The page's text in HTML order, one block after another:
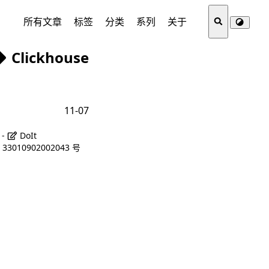
所有文章 标签 分类 系列 关于
Clickhouse
11-07
DoIt
号